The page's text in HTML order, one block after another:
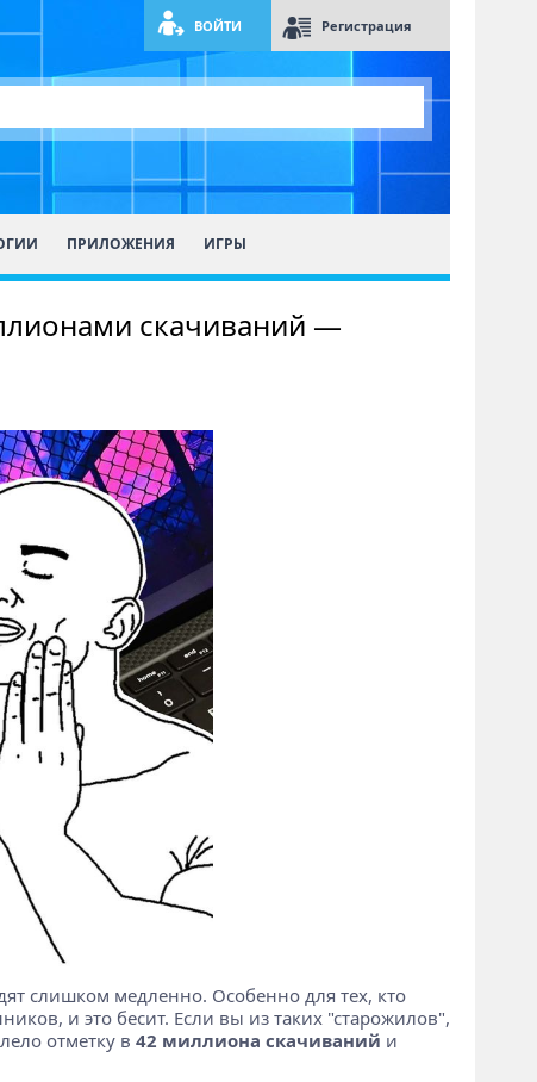
ВОЙТИ Регистрация
ПРИЛОЖЕНИЯ ИГРЫ
скачиваний —
слишком медленно. Особенно для тех, кто
и это бесит. Если вы из таких "старожилов",
отметку в 42 миллиона скачиваний и